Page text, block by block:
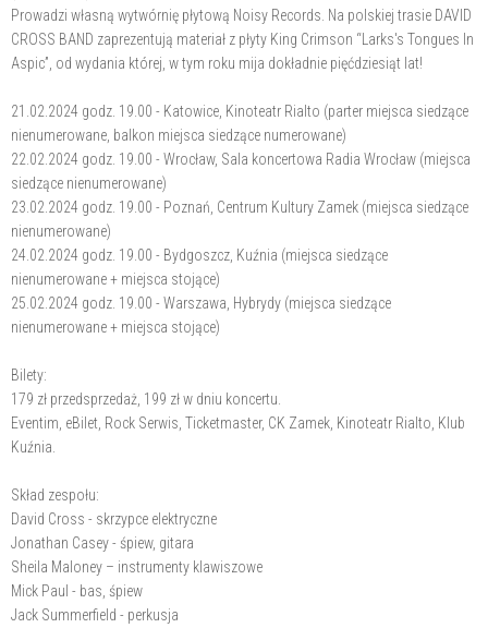
Prowadzi własną wytwórnię płytową Noisy Records. Na polskiej trasie DAVID
CROSS BAND zaprezentują materiał z płyty King Crimson “Larks's Tongues In
Aspic”, od wydania której, w tym roku mija dokładnie pięćdziesiąt lat!
21.02.2024 godz. 19.00 - Katowice, Kinoteatr Rialto (parter miejsca siedzące
nienumerowane, balkon miejsca siedzące numerowane)
22.02.2024 godz. 19.00 - Wrocław, Sala koncertowa Radia Wrocław (miejsca
siedzące nienumerowane)
23.02.2024 godz. 19.00 - Poznań, Centrum Kultury Zamek (miejsca siedzące
nienumerowane)
24.02.2024 godz. 19.00 - Bydgoszcz, Kuźnia (miejsca siedzące
nienumerowane + miejsca stojące)
25.02.2024 godz. 19.00 - Warszawa, Hybrydy (miejsca siedzące
nienumerowane + miejsca stojące)
Bilety:
179 zł przedsprzedaż, 199 zł w dniu koncertu.
Eventim, eBilet, Rock Serwis, Ticketmaster, CK Zamek, Kinoteatr Rialto, Klub
Kuźnia.
Skład zespołu:
David Cross - skrzypce elektryczne
Jonathan Casey - śpiew, gitara
Sheila Maloney – instrumenty klawiszowe
Mick Paul - bas, śpiew
Jack Summerfield - perkusja